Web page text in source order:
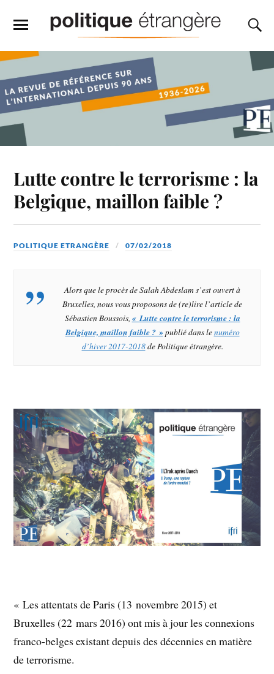
Lutte contre le terrorisme : la
Belgique, maillon faible ?
POLITIQUE ETRANGÈRE 07/02/2018
Alors que le procès de Salah Abdeslam s’est ouvert à
Bruxelles, nous vous proposons de (re)lire l’article de
Sébastien Boussois, « Lutte contre le terrorisme : la
Belgique, maillon faible ? » publié dans lenuméro
d’hiver 2017-2018dePolitique étrangère.
« Les attentats de Paris (13 novembre 2015) et
Bruxelles (22 mars 2016) ont mis à jour les connexions
franco-belges existant depuis des décennies en matière
de terrorisme.